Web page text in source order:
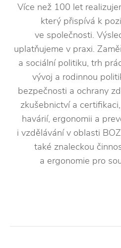
Více než 100 let
který přispívá k
ve společnosti.
uplatňujeme v praxi.
a sociální politiku, trh
vývoj a rodinnou
bezpečnosti a ochrany
zkušebnictví a
havárií, ergonomii a
i vzdělávání v oblasti
také znaleckou
a ergonomie pro